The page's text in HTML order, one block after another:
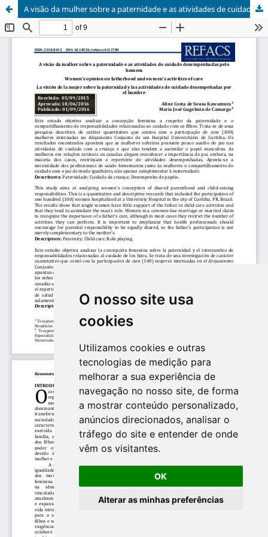
O nosso site usa
cookies
Utilizamos cookies e outras
tecnologias de medição para
melhorar a sua experiência de
navegação no nosso site, de forma
a mostrar conteúdo personalizado,
anúncios direcionados, analisar o
tráfego do site e entender de onde
vêm os visitantes.
OK
Alterar as minhas preferências
A visão da mulher sobre a paternidade e as atividades de cuidado desempenhadas pelo homem